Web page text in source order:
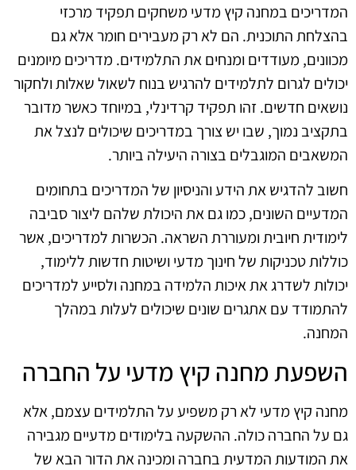
המדריכים במחנה קיץ מדעי משחקים תפקיד מרכזי
בהצלחת התוכנית. הם לא רק מעבירים חומר אלא גם
מכוונים, מעודדים ומנחים את התלמידים. מדריכים מיומנים
יכולים לגרום לתלמידים להרגיש בנוח לשאול שאלות ולחקור
נושאים חדשים. זהו תפקיד קרדינלי, במיוחד כאשר מדובר
בתקציב נמוך, שבו יש צורך במדריכים שיכולים לנצל את
המשאבים המוגבלים בצורה היעילה ביותר.
חשוב להדגיש את הידע והניסיון של המדריכים בתחומים
המדעיים השונים, כמו גם את היכולת שלהם ליצור סביבה
לימודית חיובית ומעוררת השראה. הכשרות למדריכים, אשר
כוללות טכניקות של חינוך מדעי ושיטות חדשות ללימוד,
יכולות לשדרג את איכות הלמידה במחנה ולסייע למדריכים
להתמודד עם אתגרים שונים שיכולים לעלות במהלך
המחנה.
השפעת מחנה קיץ מדעי על החברה
מחנה קיץ מדעי לא רק משפיע על התלמידים עצמם, אלא
גם על החברה כולה. ההשקעה בלימודים מדעיים מגבירה
את המודעות המדעית בחברה ומכינה את הדור הבא של